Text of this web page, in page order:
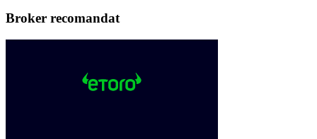
Broker recomandat